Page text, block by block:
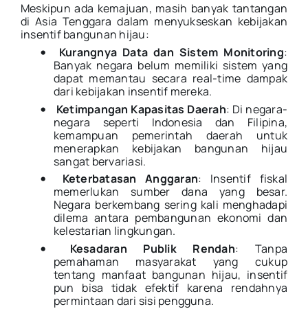
Meskipun ada kemajuan, masih banyak tantangan
di Asia Tenggara dalam menyukseskan kebijakan
insentif bangunan hijau:
• Kurangnya Data dan Sistem Monitoring:
Banyak negara belum memiliki sistem yang
dapat memantau secara real-time dampak
dari kebijakan insentif mereka.
• Ketimpangan Kapasitas Daerah: Di negara-
negara seperti Indonesia dan Filipina,
kemampuan pemerintah daerah untuk
menerapkan kebijakan bangunan hijau
sangat bervariasi.
• Keterbatasan Anggaran: Insentif fiskal
memerlukan sumber dana yang besar.
Negara berkembang sering kali menghadapi
dilema antara pembangunan ekonomi dan
kelestarian lingkungan.
• Kesadaran Publik Rendah: Tanpa
pemahaman masyarakat yang cukup
tentang manfaat bangunan hijau, insentif
pun bisa tidak efektif karena rendahnya
permintaan dari sisi pengguna.